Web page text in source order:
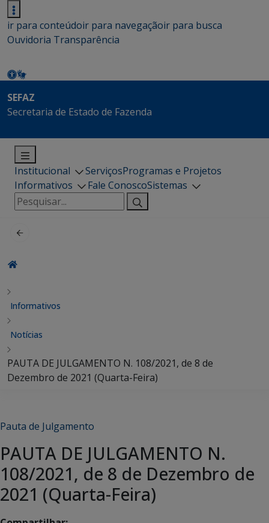
ir para conteúdoir para navegaçãoir para busca
Ouvidoria Transparência
SEFAZ
Secretaria de Estado de Fazenda
Institucional ServiçosProgramas e Projetos
Informativos
Fale ConoscoSistemas
Pesquisar
por:
Informativos
Notícias
PAUTA DE JULGAMENTO N. 108/2021, de 8 de
Dezembro de 2021 (Quarta-Feira)
Pauta de Julgamento
PAUTA DE JULGAMENTO N.
108/2021, de 8 de Dezembro de
2021 (Quarta-Feira)